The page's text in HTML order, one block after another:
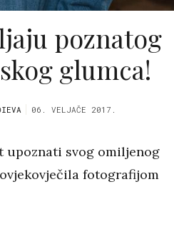
poznatog
glumca!
06. VELJAČE 2017.
upoznati svog omiljenog
fotografijom